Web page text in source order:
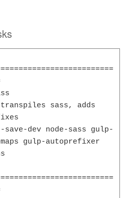
sass, adds
dev node-sass gulp-
gulp-autoprefixer